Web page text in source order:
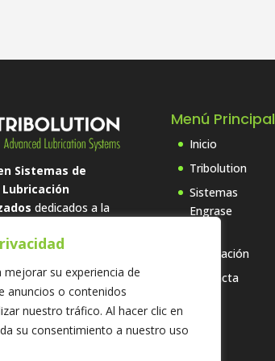
su experiencia de
anuncios o contenidos
nuestro tráfico. Al hacer clic en
su consentimiento a nuestro uso
Sistemas de
Lubricación
dedicados a la
del engrase
cualificado al
cliente, en constante
dar servicio a las
actuales y futuras de
Menú Principal
Inicio
Tribolution
Sistemas
Engrase
Lubricación
Contacta